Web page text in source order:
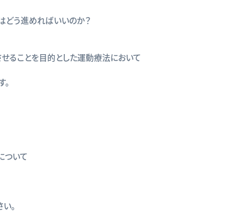
う進めればいいのか？
ることを目的とした運動療法において
ついて
。